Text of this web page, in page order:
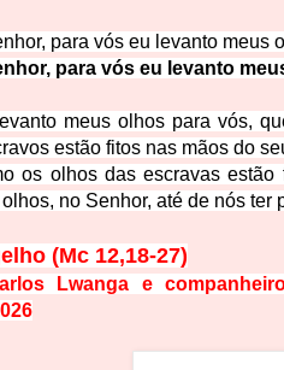
para vós eu levanto meus ol
para vós eu levanto
meus olhos para vós,
estão fitos nas mãos do
os olhos das escravasestão
no Senhor, até de nós ter
(Mc 12,18-27)
Lwanga e